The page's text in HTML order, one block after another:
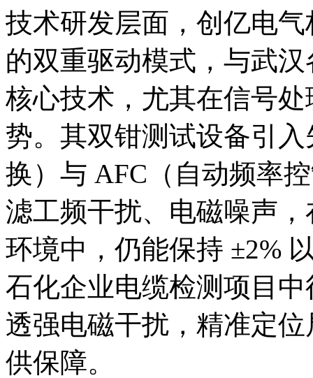
技术研发层面，创亿电
的双重驱动模式，与武
核心技术，尤其在信号
势。其双钳测试设备引
换）与 AFC（自动频率
滤工频干扰、电磁噪声
环境中，仍能保持 ±2%
石化企业电缆检测项目
透强电磁干扰，精准定
供保障。